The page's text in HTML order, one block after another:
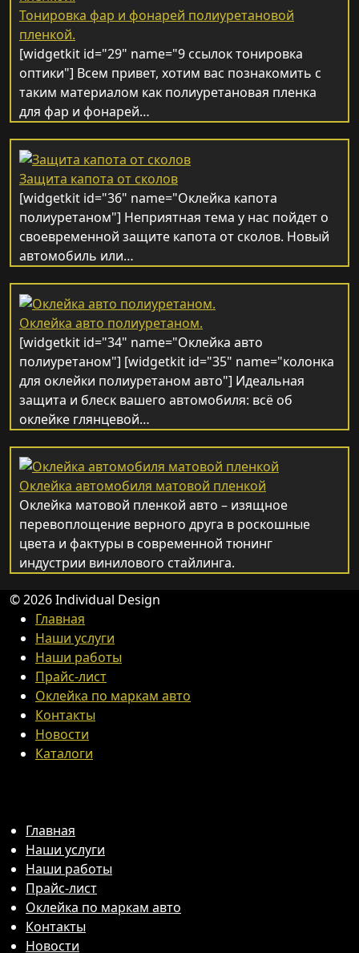
Тонировка фар и фонарей полиуретановой
пленкой.
[widgetkit id="29" name="9 ссылок тонировка
оптики"] Всем привет, хотим вас познакомить с
таким материалом как полиуретановая пленка
для фар и фонарей…
Защита капота от сколов
[widgetkit id="36" name="Оклейка капота
полиуретаном"] Неприятная тема у нас пойдет о
своевременной защите капота от сколов. Новый
автомобиль или…
Оклейка авто полиуретаном.
[widgetkit id="34" name="Оклейка авто
полиуретаном"] [widgetkit id="35" name="колонка
для оклейки полиуретаном авто"] Идеальная
защита и блеск вашего автомобиля: всё об
оклейке глянцевой…
Оклейка автомобиля матовой пленкой
Оклейка матовой пленкой авто – изящное
перевоплощение верного друга в роскошные
цвета и фактуры в современной тюнинг
индустрии винилового стайлинга.
© 2026 Individual Design
Главная
Наши услуги
Наши работы
Прайс-лист
Оклейка по маркам авто
Контакты
Новости
Каталоги
Главная
Наши услуги
Наши работы
Прайс-лист
Оклейка по маркам авто
Контакты
Новости